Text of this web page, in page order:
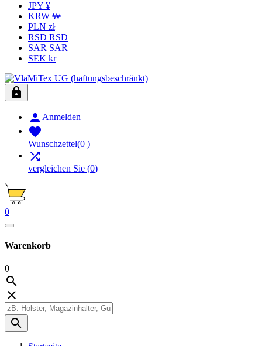
JPY ¥
KRW ₩
PLN zł
RSD RSD
SAR SAR
SEK kr

 Anmelden

Wunschzettel(0 )

vergleichen Sie (0)
0
Warenkorb
0


